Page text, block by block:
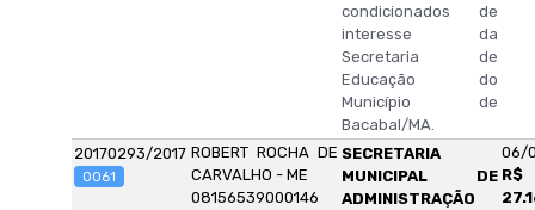
condicionados de
interesse da
Secretaria de
Educação do
Município de
Bacabal/MA.
20170293/2017
0061
ROBERT ROCHA DE
CARVALHO - ME
08156539000146
SECRETARIA
MUNICIPAL DE
ADMINISTRAÇÃO
06/
R$